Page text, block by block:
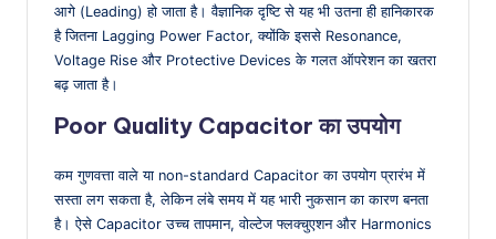
आगे (Leading) हो जाता है। वैज्ञानिक दृष्टि से यह भी उतना ही हानिकारक
है जितना Lagging Power Factor, क्योंकि इससे Resonance,
Voltage Rise और Protective Devices के गलत ऑपरेशन का खतरा
बढ़ जाता है।
Poor Quality Capacitor का उपयोग
कम गुणवत्ता वाले या non-standard Capacitor का उपयोग प्रारंभ में
सस्ता लग सकता है, लेकिन लंबे समय में यह भारी नुकसान का कारण बनता
है। ऐसे Capacitor उच्च तापमान, वोल्टेज फ्लक्चुएशन और Harmonics